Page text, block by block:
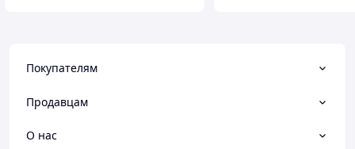
Покупателям
Продавцам
О нас